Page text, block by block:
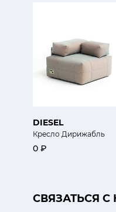
DIESEL
Кресло Дирижабль
0 ₽
CВЯЗАТЬСЯ